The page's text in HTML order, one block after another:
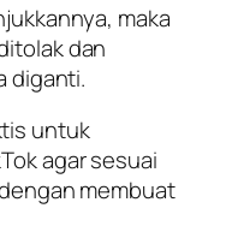
maka
dan
diganti.
untuk
agar sesuai
membuat